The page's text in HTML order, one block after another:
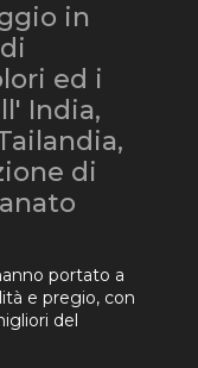
in
ed i
India,
di
portato a
e pregio, con
del